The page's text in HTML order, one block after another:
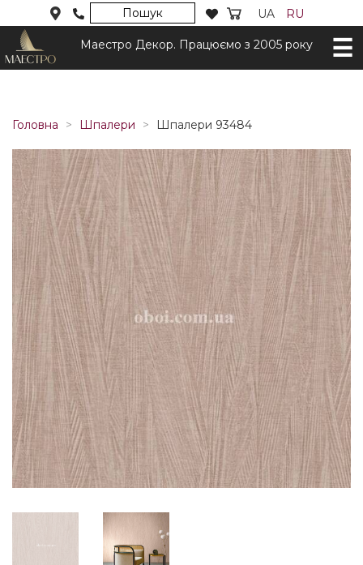
Пошук UA RU
Маестро Декор. Працюємо з 2005 року
Головна Шпалери Шпалери 93484